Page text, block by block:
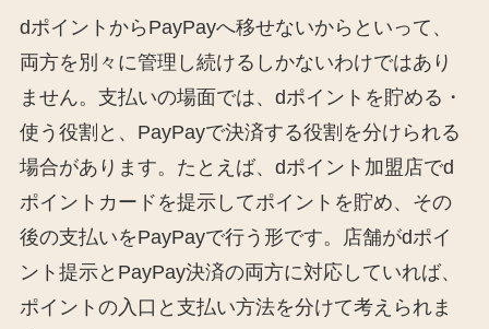
dポイントからPayPayへ移せないからといって、
両方を別々に管理し続けるしかないわけではあり
ません。支払いの場面では、dポイントを貯める・
使う役割と、PayPayで決済する役割を分けられる
場合があります。たとえば、dポイント加盟店でd
ポイントカードを提示してポイントを貯め、その
後の支払いをPayPayで行う形です。店舗がdポイ
ント提示とPayPay決済の両方に対応していれば、
ポイントの入口と支払い方法を分けて考えられま